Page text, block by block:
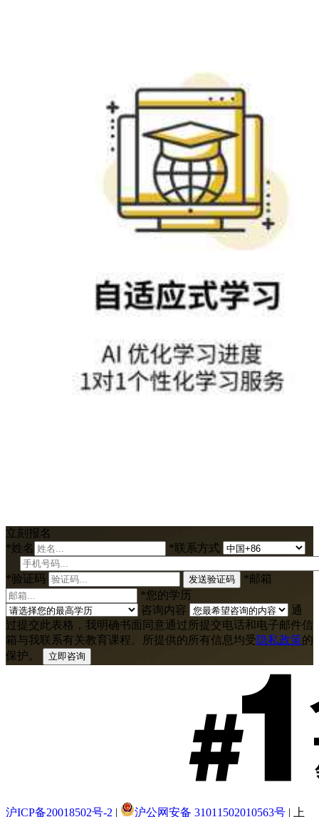
立刻报名
*姓名 *联系方式
*验证码 发送验证码 *邮箱
*您的学历
咨询内容
通
过提交此表格，我明确书面同意通过所提交电话和电子邮件信
箱与我联系有关教育课程。所提供的所有信息均受隐私政策的
保护。
立即咨询
沪ICP备20018502号-2 | 沪公网安备 31011502010563号 | 上